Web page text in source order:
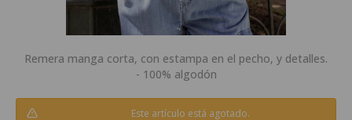
Remera manga corta, con estampa en el pecho, y detalles.
- 100% algodón
Este artículo está agotado.